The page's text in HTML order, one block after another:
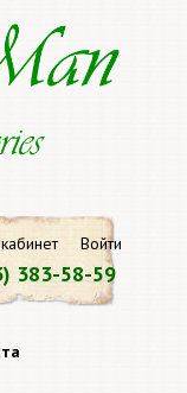
Войти
383-58-59